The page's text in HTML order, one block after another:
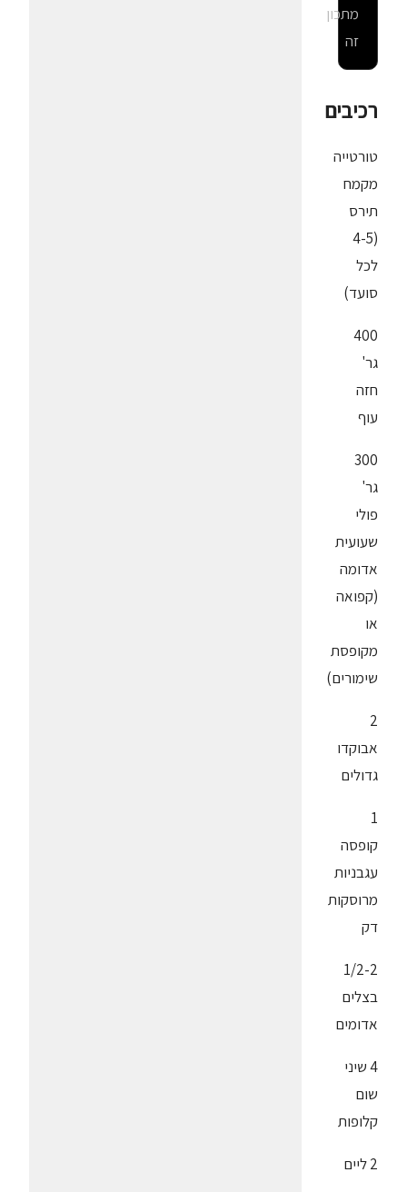
מתכון
זה
רכיבים
טורטייה
מקמח
תירס
(4-5
לכל
סועד)
400
גר'
חזה
עוף
300
גר'
פולי
שעועית
אדומה
(קפואה
או
מקופסת
שימורים)
2
אבוקדו
גדולים
1
קופסה
עגבניות
מרוסקות
דק
1/2-2
בצלים
אדומים
4 שיני
שום
קלופות
2 ליים